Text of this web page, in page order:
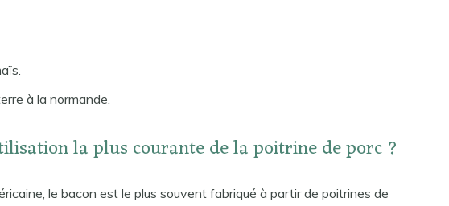
à la normande.
la plus courante de la poitrine de porc ?
le bacon est le plus souvent fabriqué à partir de poitrines de